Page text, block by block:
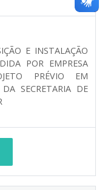
E INSTALAÇÃO
POR EMPRESA
PRÉVIO EM
SECRETARIA DE